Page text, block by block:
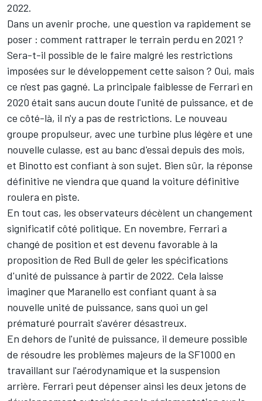
2022.
Dans un avenir proche, une question va rapidement se
poser : comment rattraper le terrain perdu en 2021 ?
Sera-t-il possible de le faire malgré les restrictions
imposées sur le développement cette saison ? Oui, mais
ce n'est pas gagné. La principale faiblesse de Ferrari en
2020 était sans aucun doute l'unité de puissance, et de
ce côté-là, il n'y a pas de restrictions. Le nouveau
groupe propulseur, avec une turbine plus légère et une
nouvelle culasse, est au banc d'essai depuis des mois,
et Binotto est confiant à son sujet. Bien sûr, la réponse
définitive ne viendra que quand la voiture définitive
roulera en piste.
En tout cas, les observateurs décèlent un changement
significatif côté politique. En novembre, Ferrari a
changé de position et est devenu favorable à la
proposition de Red Bull de geler les spécifications
d'unité de puissance à partir de 2022. Cela laisse
imaginer que Maranello est confiant quant à sa
nouvelle unité de puissance, sans quoi un gel
prématuré pourrait s'avérer désastreux.
En dehors de l'unité de puissance, il demeure possible
de résoudre les problèmes majeurs de la SF1000 en
travaillant sur l'aérodynamique et la suspension
arrière. Ferrari peut dépenser ainsi les deux jetons de